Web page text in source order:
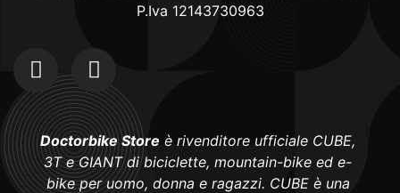
P.Iva 12143730963
Doctorbike Store è rivenditore ufficiale CUBE,
3T e GIANT di biciclette, mountain-bike ed e-
bike per uomo, donna e ragazzi. CUBE è una